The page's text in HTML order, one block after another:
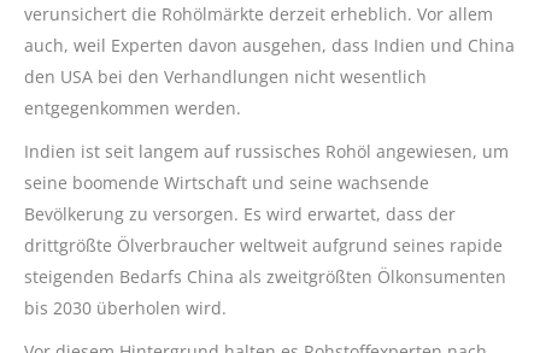
verunsichert die Rohölmärkte derzeit erheblich. Vor allem
auch, weil Experten davon ausgehen, dass Indien und China
den USA bei den Verhandlungen nicht wesentlich
entgegenkommen werden.
Indien ist seit langem auf russisches Rohöl angewiesen, um
seine boomende Wirtschaft und seine wachsende
Bevölkerung zu versorgen. Es wird erwartet, dass der
drittgrößte Ölverbraucher weltweit aufgrund seines rapide
steigenden Bedarfs China als zweitgrößten Ölkonsumenten
bis 2030 überholen wird.